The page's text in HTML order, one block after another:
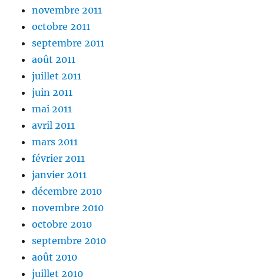
novembre 2011
octobre 2011
septembre 2011
août 2011
juillet 2011
juin 2011
mai 2011
avril 2011
mars 2011
février 2011
janvier 2011
décembre 2010
novembre 2010
octobre 2010
septembre 2010
août 2010
juillet 2010